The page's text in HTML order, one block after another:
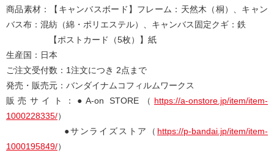
商品素材：【キャンバスボード】フレーム：天然⽊（桐）、キャン
バス布：混紡（綿・ポリエステル）、キャンバス固定クギ：鉄
【ポストカード（5枚）】紙
⽣産国：⽇本
ご注⽂受付数：1注⽂につき 2点まで
発売・販売元：バンダイナムコフィルムワークス
販売サイト：●A-on STORE（ https://a-onstore.jp/item/item-
1000228335/）
●サンライズストア（ https://p-bandai.jp/item/item-
1000195849/）